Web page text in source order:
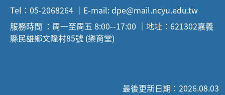
Tel：05-2068264 ｜E-mail: dpe@mail.ncyu.edu.tw
服務時間 ：周一至周五 8:00--17:00 ｜地址：621302嘉義
縣民雄鄉文隆村85號 (樂育堂)
最後更新日期：2026.08.03